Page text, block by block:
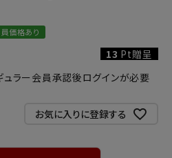
価格あり
13 Pt贈呈
ラー会員承認後ログインが必要
お気に入りに登録する